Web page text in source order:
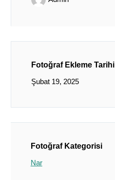
Fotoğraf Ekleme Tarihi
Şubat 19, 2025
Fotoğraf Kategorisi
Nar